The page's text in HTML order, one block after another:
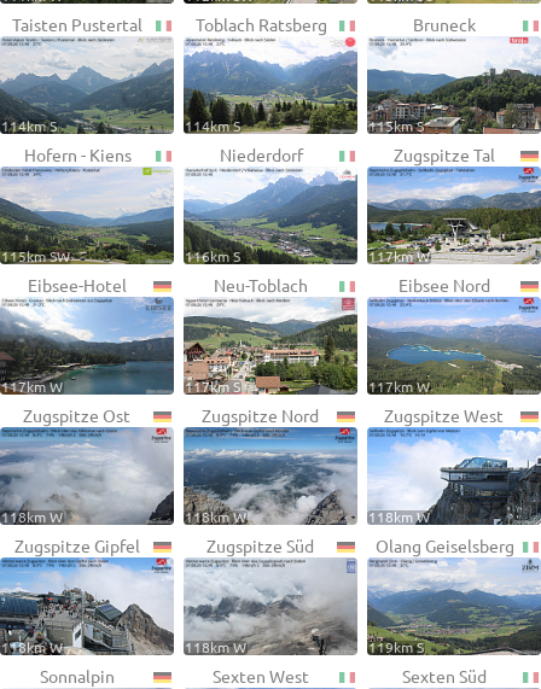
Taisten Pustertal
114km S
Toblach Ratsberg
114km S
Bruneck
115km S
Hofern - Kiens
115km SW
Niederdorf
116km S
Zugspitze Tal
117km W
Eibsee-Hotel
117km W
Neu-Toblach
117km S
Eibsee Nord
117km W
Zugspitze Ost
118km W
Zugspitze Nord
118km W
Zugspitze West
118km W
Zugspitze Gipfel
118km W
Zugspitze Süd
118km W
Olang Geiselsberg
119km S
Sonnalpin Sexten West Sexten Süd